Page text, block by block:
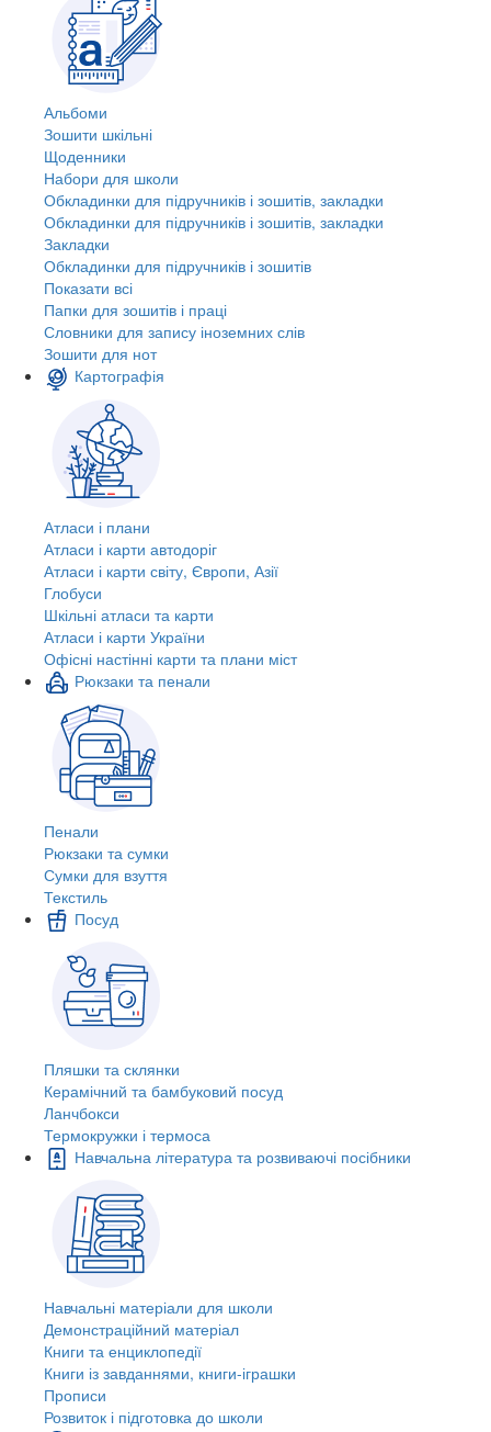
Альбоми
Зошити шкільні
Щоденники
Набори для школи
Обкладинки для підручників і зошитів, закладки
Обкладинки для підручників і зошитів, закладки
Закладки
Обкладинки для підручників і зошитів
Показати всі
Папки для зошитів і праці
Словники для запису іноземних слів
Зошити для нот
Картографія
Атласи і плани
Атласи і карти автодоріг
Атласи і карти світу, Європи, Азії
Глобуси
Шкільні атласи та карти
Атласи і карти України
Офісні настінні карти та плани міст
Рюкзаки та пенали
Пенали
Рюкзаки та сумки
Сумки для взуття
Текстиль
Посуд
Пляшки та склянки
Керамічний та бамбуковий посуд
Ланчбокси
Термокружки і термоса
Навчальна література та розвиваючі посібники
Навчальні матеріали для школи
Демонстраційний матеріал
Книги та енциклопедії
Книги із завданнями, книги-іграшки
Прописи
Розвиток і підготовка до школи